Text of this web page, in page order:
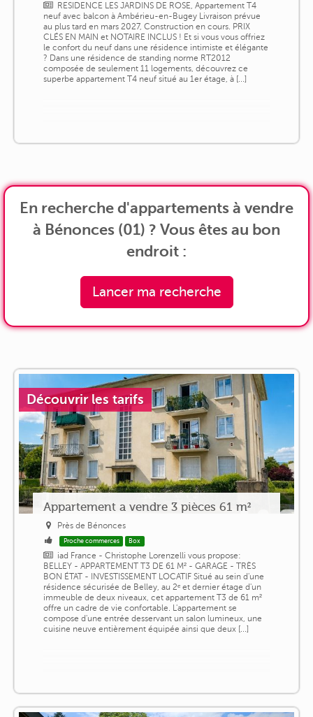
RESIDENCE LES JARDINS DE ROSE, Appartement T4
neuf avec balcon à Ambérieu-en-Bugey Livraison prévue
au plus tard en mars 2027, Construction en cours. PRIX
CLÉS EN MAIN et NOTAIRE INCLUS ! Et si vous vous offriez
le confort du neuf dans une résidence intimiste et élégante
? Dans une résidence de standing norme RT2012
composée de seulement 11 logements, découvrez ce
superbe appartement T4 neuf situé au 1er étage, à [...]
En recherche d'appartements à vendre
à Bénonces (01) ? Vous êtes au bon
endroit :
Lancer ma recherche
Découvrir les tarifs
Appartement a vendre 3 pièces 61 m²
Près de Bénonces
Proche commerces Box
iad France - Christophe Lorenzelli vous propose:
BELLEY - APPARTEMENT T3 DE 61 M² - GARAGE - TRÈS
BON ÉTAT - INVESTISSEMENT LOCATIF Situé au sein d'une
résidence sécurisée de Belley, au 2ᵉ et dernier étage d'un
immeuble de deux niveaux, cet appartement T3 de 61 m²
offre un cadre de vie confortable. L'appartement se
compose d'une entrée desservant un salon lumineux, une
cuisine neuve entièrement équipée ainsi que deux [...]